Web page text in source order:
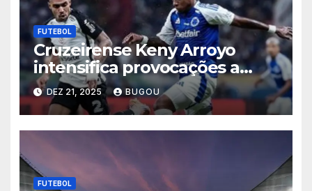
FUTEBOL
Cruzeirense Keny Arroyo
intensifica provocações a
Matheuzinho após eliminação
celeste na Copa do Brasil
2025
DEZ 21, 2025 BUGOU
FUTEBOL